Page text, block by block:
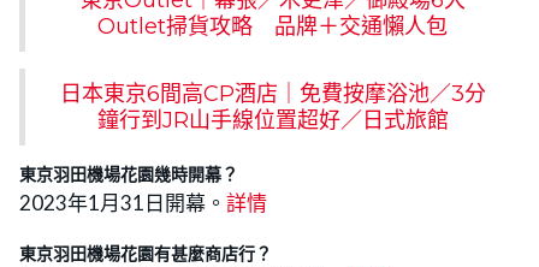
Outlet掃貨攻略 品牌＋交通懶人包
日本東京6間高CP酒店｜免費按摩浴池／3分
鐘行到JR山手線位置超好／日式旅館
東京羽田機場花園幾時開幕？
2023年1月31日開幕。 詳情
東京羽田機場花園有甚麼商店行？